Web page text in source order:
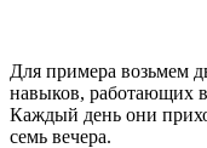
Для примера возьмем
навыков, работающих
Каждый день они
семь вечера.